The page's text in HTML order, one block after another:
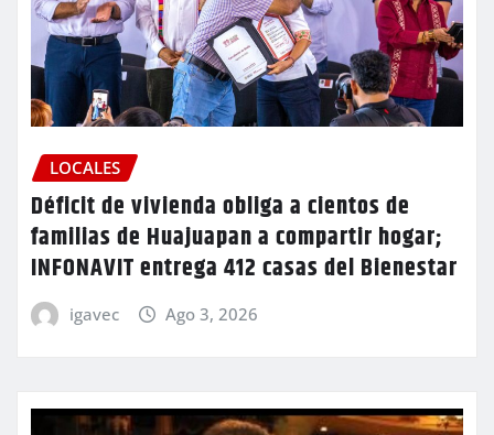
LOCALES
Déficit de vivienda obliga a cientos de
familias de Huajuapan a compartir hogar;
INFONAVIT entrega 412 casas del Bienestar
igavec Ago 3, 2026